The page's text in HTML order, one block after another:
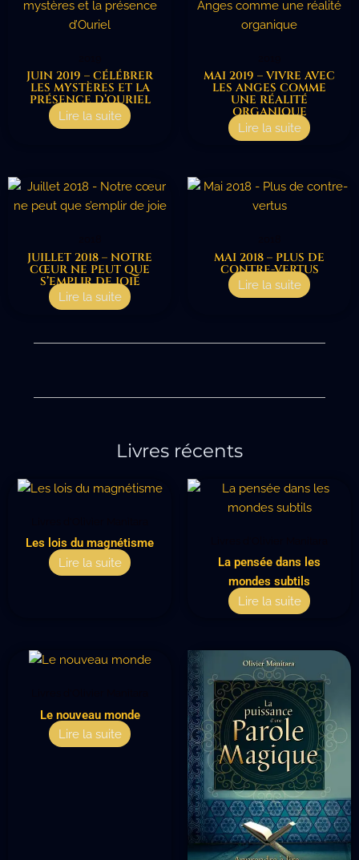
JUIN 2019 – CÉLÉBRER
LES MYSTÈRES ET LA
PRÉSENCE D’OURIEL
Lire la suite
MAI 2019 – VIVRE AVEC
LES ANGES COMME
UNE RÉALITÉ
ORGANIQUE
Lire la suite
JUILLET 2018 – NOTRE
CŒUR NE PEUT QUE
S’EMPLIR DE JOIE
Lire la suite
MAI 2018 – PLUS DE
CONTRE-VERTUS
Lire la suite
Livres récents
Les lois du magnétisme
Lire la suite
La pensée dans les
mondes subtils
Lire la suite
Le nouveau monde
Lire la suite